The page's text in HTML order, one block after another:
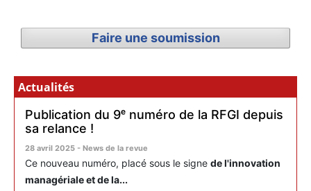
Faire une soumission
Actualités
Publication du 9ᵉ numéro de la RFGI depuis
sa relance !
28 avril 2025 - News de la revue
Ce nouveau numéro, placé sous le signe de l'innovation
managériale et de la...